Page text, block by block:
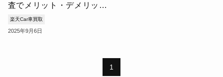
査でメリット・デメリット
を検証
楽天Car車買取
2025年9月6日
1